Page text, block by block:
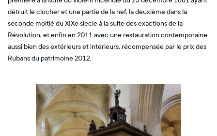
détruit le clocher et une partie de la nef, la deuxième dans la
seconde moitié du XIXe siècle à la suite des exactions de la
Révolution, et enfin en 2011 avec une restauration contemporaine
aussi bien des extérieurs et intérieurs, récompensée par le prix des
Rubans du patrimoine 2012.